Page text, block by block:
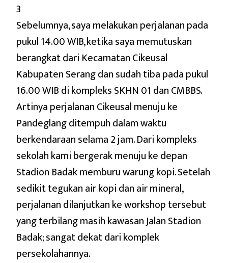
3
Sebelumnya, saya melakukan perjalanan pada
pukul 14.00 WIB, ketika saya memutuskan
berangkat dari Kecamatan Cikeusal
Kabupaten Serang dan sudah tiba pada pukul
16.00 WIB di kompleks SKHN 01 dan CMBBS.
Artinya perjalanan Cikeusal menuju ke
Pandeglang ditempuh dalam waktu
berkendaraan selama 2 jam. Dari kompleks
sekolah kami bergerak menuju ke depan
Stadion Badak memburu warung kopi. Setelah
sedikit tegukan air kopi dan air mineral,
perjalanan dilanjutkan ke workshop tersebut
yang terbilang masih kawasan Jalan Stadion
Badak; sangat dekat dari komplek
persekolahannya.